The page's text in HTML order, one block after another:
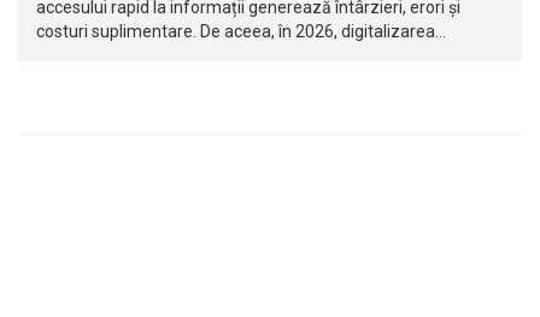
accesului rapid la informații generează întârzieri, erori și
costuri suplimentare. De aceea, în 2026, digitalizarea…